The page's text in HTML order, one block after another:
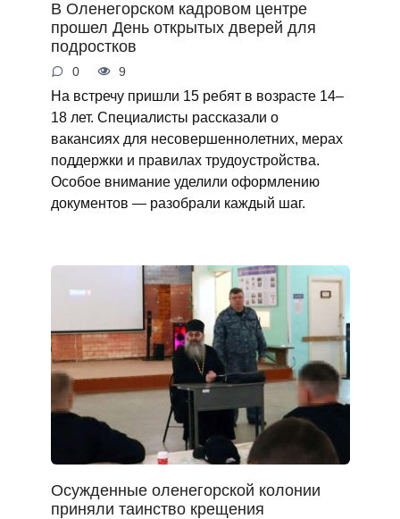
В Оленегорском кадровом центре
прошел День открытых дверей для
подростков
0 9
На встречу пришли 15 ребят в возрасте 14–
18 лет. Специалисты рассказали о
вакансиях для несовершеннолетних, мерах
поддержки и правилах трудоустройства.
Особое внимание уделили оформлению
документов — разобрали каждый шаг.
Осужденные оленегорской колонии
приняли таинство крещения